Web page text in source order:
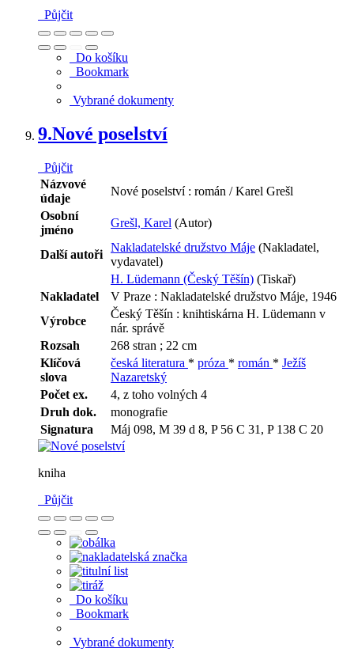
Půjčit
Do košíku
Bookmark
Vybrané dokumenty
9.Nové poselství
Půjčit
Názvové
údaje
Nové poselství : román / Karel Grešl
Osobní
jméno
Grešl, Karel (Autor)
Další autoři
Nakladatelské družstvo Máje (Nakladatel,
vydavatel)
H. Lüdemann (Český Těšín) (Tiskař)
Nakladatel
V Praze : Nakladatelské družstvo Máje, 1946
Výrobce
Český Těšín : knihtiskárna H. Lüdemann v
nár. správě
Rozsah
268 stran ; 22 cm
Klíčová
slova
česká literatura * próza * román * Ježíš
Nazaretský
Počet ex.
4, z toho volných 4
Druh dok.
monografie
Signatura
Máj 098, M 39 d 8, P 56 C 31, P 138 C 20
kniha
Půjčit
Do košíku
Bookmark
Vybrané dokumenty